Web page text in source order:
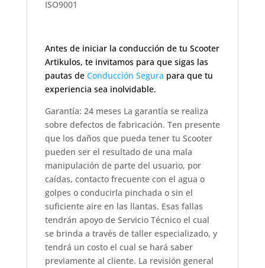
ISO9001
Antes de iniciar la conducción de tu Scooter
Artikulos, te invitamos para que sigas las
pautas de Conducción Segura para que tu
experiencia sea inolvidable.
Garantía: 24 meses La garantía se realiza
sobre defectos de fabricación. Ten presente
que los daños que pueda tener tu Scooter
pueden ser el resultado de una mala
manipulación de parte del usuario, por
caídas, contacto frecuente con el agua o
golpes o conducirla pinchada o sin el
suficiente aire en las llantas. Esas fallas
tendrán apoyo de Servicio Técnico el cual
se brinda a través de taller especializado, y
tendrá un costo el cual se hará saber
previamente al cliente. La revisión general